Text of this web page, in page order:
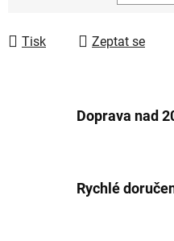
Tisk Zeptat se
Doprava nad
Rychlé